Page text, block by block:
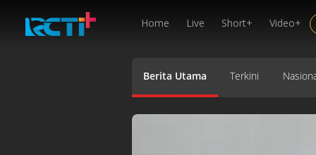
Home Live Short+ Video+
Berita Utama Terkini